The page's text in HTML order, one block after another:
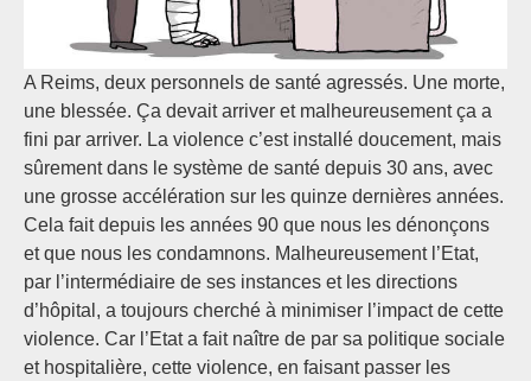
A Reims, deux personnels de santé agressés. Une morte,
une blessée. Ça devait arriver et malheureusement ça a
fini par arriver. La violence c’est installé doucement, mais
sûrement dans le système de santé depuis 30 ans, avec
une grosse accélération sur les quinze dernières années.
Cela fait depuis les années 90 que nous les dénonçons
et que nous les condamnons. Malheureusement l’Etat,
par l’intermédiaire de ses instances et les directions
d’hôpital, a toujours cherché à minimiser l’impact de cette
violence. Car l’Etat a fait naître de par sa politique sociale
et hospitalière, cette violence, en faisant passer les